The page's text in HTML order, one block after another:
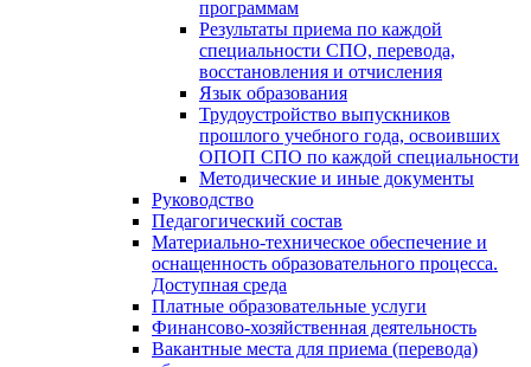
программам
Результаты приема по каждой
специальности СПО, перевода,
восстановления и отчисления
Язык образования
Трудоустройство выпускников
прошлого учебного года, освоивших
ОПОП СПО по каждой специальности
Методические и иные документы
Руководство
Педагогический состав
Материально-техническое обеспечение и
оснащенность образовательного процесса.
Доступная среда
Платные образовательные услуги
Финансово-хозяйственная деятельность
Вакантные места для приема (перевода)